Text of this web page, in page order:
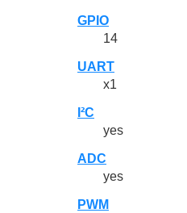
GPIO
14
UART
x1
I²C
yes
ADC
yes
PWM